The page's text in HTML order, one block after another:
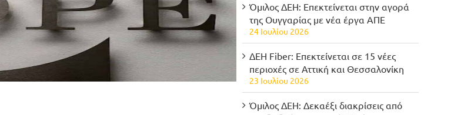
Όμιλος ΔΕΗ: Επεκτείνεται στην αγορά
της Ουγγαρίας με νέα έργα ΑΠΕ
24 Ιουλίου 2026
ΔΕΗ Fiber: Επεκτείνεται σε 15 νέες
περιοχές σε Αττική και Θεσσαλονίκη
23 Ιουλίου 2026
Όμιλος ΔΕΗ: Δεκαέξι διακρίσεις από